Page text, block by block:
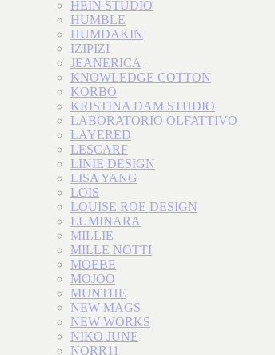
HEIN STUDIO
HUMBLE
HUMDAKIN
IZIPIZI
JEANERICA
KNOWLEDGE COTTON
KORBO
KRISTINA DAM STUDIO
LABORATORIO OLFATTIVO
LAYERED
LESCARF
LINIE DESIGN
LISA YANG
LOIS
LOUISE ROE DESIGN
LUMINARA
MILLIE
MILLE NOTTI
MOEBE
MOJOO
MUNTHE
NEW MAGS
NEW WORKS
NIKO JUNE
NORR11